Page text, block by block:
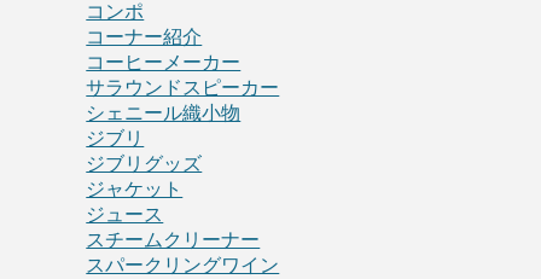
コンポ
コーナー紹介
コーヒーメーカー
サラウンドスピーカー
シェニール織小物
ジブリ
ジブリグッズ
ジャケット
ジュース
スチームクリーナー
スパークリングワイン